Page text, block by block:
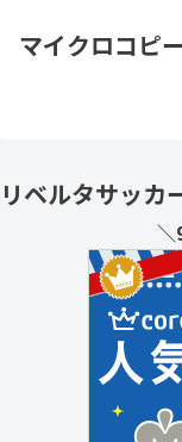
マイクロコピ
リベルタサッカ
＼